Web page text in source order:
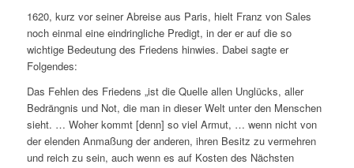
1620, kurz vor seiner Abreise aus Paris, hielt Franz von Sales
noch einmal eine eindringliche Predigt, in der er auf die so
wichtige Bedeutung des Friedens hinwies. Dabei sagte er
Folgendes:
Das Fehlen des Friedens „ist die Quelle allen Unglücks, aller
Bedrängnis und Not, die man in dieser Welt unter den Menschen
sieht. … Woher kommt [denn] so viel Armut, … wenn nicht von
der elenden Anmaßung der anderen, ihren Besitz zu vermehren
und reich zu sein, auch wenn es auf Kosten des Nächsten